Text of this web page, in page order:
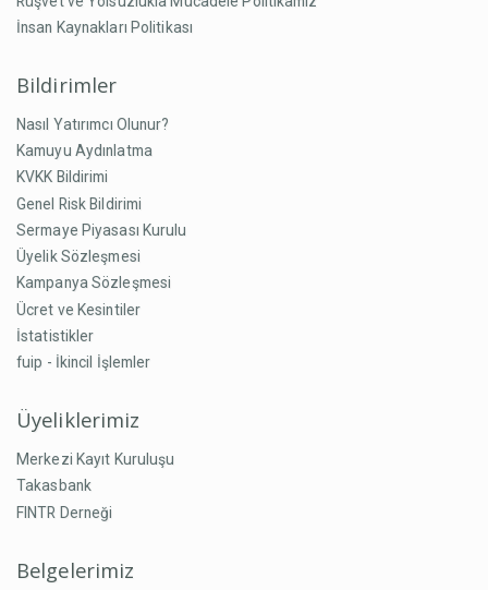
İnsan Kaynakları Politikası
Bildirimler
Nasıl Yatırımcı Olunur?
Kamuyu Aydınlatma
KVKK Bildirimi
Genel Risk Bildirimi
Sermaye Piyasası Kurulu
Üyelik Sözleşmesi
Kampanya Sözleşmesi
Ücret ve Kesintiler
İstatistikler
fuip - İkincil İşlemler
Üyeliklerimiz
Merkezi Kayıt Kuruluşu
Takasbank
FINTR Derneği
Belgelerimiz